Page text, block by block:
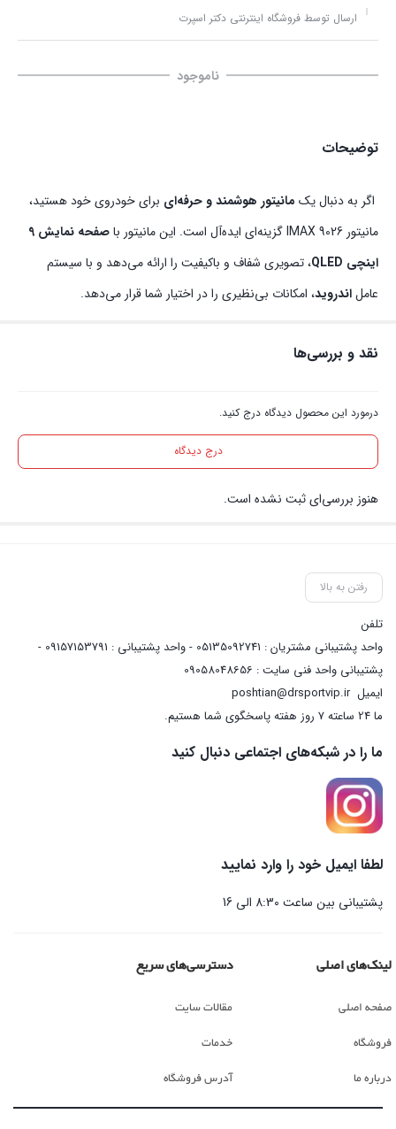
ارسال توسط فروشگاه اینترنتی دکتر اسپرت
ناموجود
توضیحات
اگر به دنبال یک مانیتور هوشمند و حرفه‌ای برای خودروی خود هستید،
مانیتور IMAX 9026 گزینه‌ای ایده‌آل است. این مانیتور با
صفحه نمایش 9
اینچی QLED
، تصویری شفاف و باکیفیت را ارائه می‌دهد و با سیستم
عاملاندروید، امکانات بی‌نظیری را در اختیار شما قرار می‌دهد.
نقد و بررسی‌ها
درمورد این محصول دیدگاه درج کنید.
درج دیدگاه
هنوز بررسی‌ای ثبت نشده است.
رفتن به بالا
تلفن
واحد پشتیبانی مشتریان : 05135092741 - واحد پشتیبانی : 09157153791 -
پشتیبانی واحد فنی سایت : 09058048656
ایمیلposhtian@drsportvip.ir
ما 24 ساعته 7 روز هفته پاسخگوی شما هستیم.
ما را در شبکه‌های اجتماعی دنبال کنید
لطفا ایمیل خود را وارد نمایید
پشتیبانی بین ساعت 8:30 الی 16
لینک‌های اصلی
صفحه اصلی
فروشگاه
درباره ما
دسترسی‌های سریع
مقالات سایت
خدمات
آدرس فروشگاه